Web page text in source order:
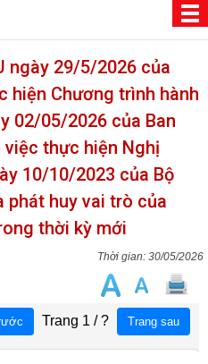
ngày 29/5/2026 của
hiện Chương trình hành
02/05/2026 của Ban
thực hiện Nghị
10/10/2023 của Bộ
phát huy vai trò của
thời kỳ mới
30/05/2026